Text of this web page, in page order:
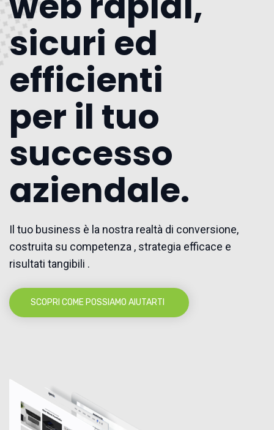
sicuri ed
efficienti
per il tuo
successo
aziendale.
Il tuo business è la nostra realtà di conversione,
costruita su competenza , strategia efficace e
risultati tangibili .
SCOPRI COME POSSIAMO AIUTARTI